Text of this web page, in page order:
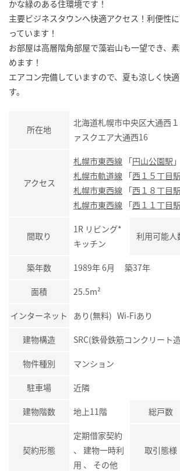
かな緑のある住環境です！
主要ビジネスタウンへ快適アクセス！利便性
っています！
お部屋は高層階角部屋で藻岩山も一望でき、
めます！
エアコン完備していますので、夏も涼しく快
す。
所在地
北海道札幌市中央区大通西
ァスクエア大通西16
アクセス
札幌市東西線 「円山公園駅
札幌市軌道線 「西１５丁目駅
札幌市東西線 「西１８丁目駅
札幌市東西線 「西１１丁目駅
間取り
1R リビング*
キッチン
利用可能人
築年数 1989年 6月 築37年
面積 25.5m²
インターネット あり(無料) Wi-Fiあり
建物構造 SRC(鉄骨鉄筋コンクリート
物件種別 マンション
駐車場 近隣
建物階数 地上11階 総戸数
契約形態
定期借家契約
、 建物一時利
用 、 その他
取引態様